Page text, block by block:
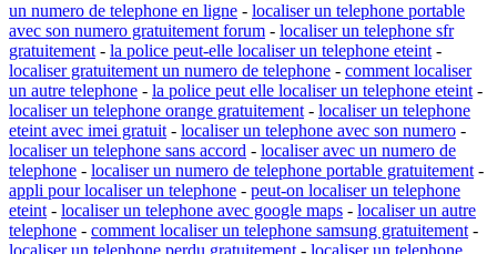
un numero de telephone en ligne - localiser un telephone portable
avec son numero gratuitement forum - localiser un telephone sfr
gratuitement - la police peut-elle localiser un telephone eteint -
localiser gratuitement un numero de telephone - comment localiser
un autre telephone - la police peut elle localiser un telephone eteint -
localiser un telephone orange gratuitement - localiser un telephone
eteint avec imei gratuit - localiser un telephone avec son numero -
localiser un telephone sans accord - localiser avec un numero de
telephone - localiser un numero de telephone portable gratuitement -
appli pour localiser un telephone - peut-on localiser un telephone
eteint - localiser un telephone avec google maps - localiser un autre
telephone - comment localiser un telephone samsung gratuitement -
localiser un telephone perdu gratuitement - localiser un telephone